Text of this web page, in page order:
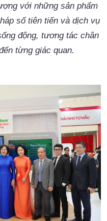
với những sản phẩm
số tiên tiến và dịch vụ
động, tương tác chân
từng giác quan.